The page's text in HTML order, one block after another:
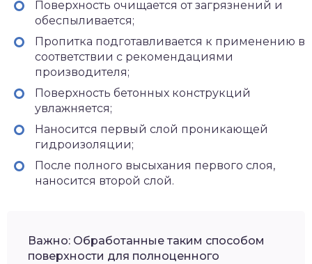
Поверхность очищается от загрязнений и
обеспыливается;
Пропитка подготавливается к применению в
соответствии с рекомендациями
производителя;
Поверхность бетонных конструкций
увлажняется;
Наносится первый слой проникающей
гидроизоляции;
После полного высыхания первого слоя,
наносится второй слой.
Важно: Обработанные таким способом
поверхности для полноценного